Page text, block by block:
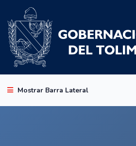
Mostrar Barra Lateral